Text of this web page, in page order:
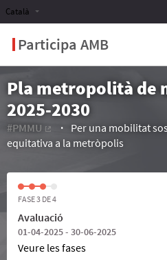
Participa AMB
Català
Pla metropolità de
2025-2030
#PMMU
(Enllaç extern)
Per una mobilitat
equitativa a la metròpolis
FASE 3 DE 4
Avaluació
01-04-2025 - 30-06-2025
Veure les fases